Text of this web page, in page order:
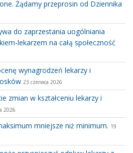
Żądamy przeprosin od Dziennika
do zaprzestania uogólniania
lekarzem na całą społeczność
wynagrodzeń lekarzy i
23 czerwca 2026
zmian w kształceniu lekarzy i
2026
mniejsze niż minimum. 19